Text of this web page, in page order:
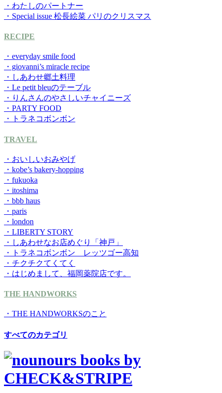
・わたしのパートナー
・Special issue 松長絵菜 パリのクリスマス
RECIPE
・everyday smile food
・giovanni’s miracle recipe
・しあわせ郷土料理
・Le petit bleuのテーブル
・りんさんのやさしいチャイニーズ
・PARTY FOOD
・トラネコボンボン
TRAVEL
・おいしいおみやげ
・kobe’s bakery-hopping
・fukuoka
・itoshima
・bbb haus
・paris
・london
・LIBERTY STORY
・しあわせなお店めぐり「神戸」
・トラネコボンボン レッツゴー高知
・チクチクてくてく
・はじめまして、福岡薬院店です。
THE HANDWORKS
・THE HANDWORKSのこと
すべてのカテゴリ